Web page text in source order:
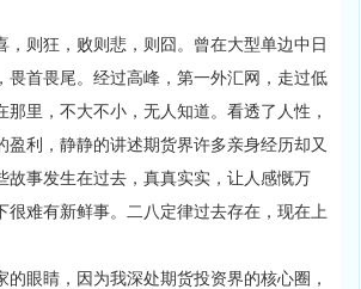
则狂，败则悲，则囧。曾在大型单边中日
首畏尾。经过高峰，第一外汇网，走过低
里，不大不小，无人知道。看透了人性，
利，静静的讲述期货界许多亲身经历却又
事发生在过去，真真实实，让人感慨万
难有新鲜事。二八定律过去存在，现在上
眼睛，因为我深处期货投资界的核心圈，